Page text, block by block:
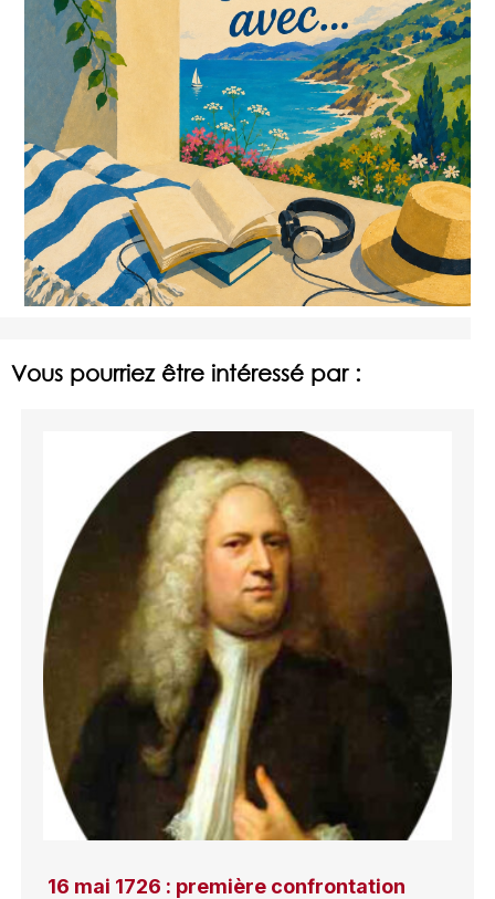
Vous pourriez être intéressé par :
16 mai 1726 : première confrontation